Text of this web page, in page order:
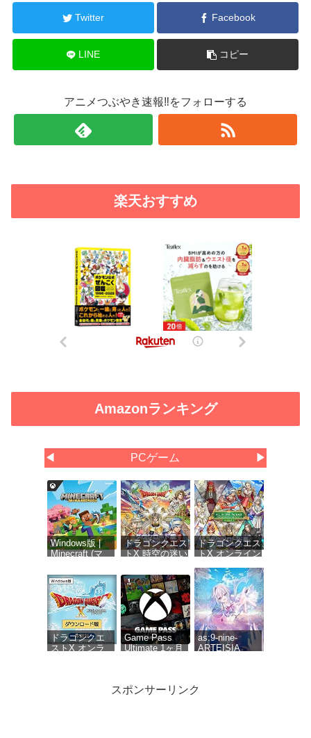
Twitter Facebook
LINE コピー
アニメつぶやき速報‼をフォローする
楽天おすすめ
Amazonランキング
◀ PCゲーム ▶
Windows版 |
Minecraft (マ
Java &
Bedrock
Edition | オン
ラインコード
版
ドラゴンクエス
トX 時空の迷い
イン
【Amazon.co.jp
限定】お役立ち
アイテムセット
配信 |ダウンロ
ード版
ドラゴンクエス
トX オンライン
パッケージ
version 1-
8【Amazon.co.jp
限定】お役立ち
アイテムセット
【購入特典】ゲ
ーム内アイテム
「黄金の花びら
ドラゴンクエ
ストX オンラ
Game Pass
Ultimate 1ヶ月
Devices, Xbox
as:9-nine-
ARTEISIA
スポンサーリンク